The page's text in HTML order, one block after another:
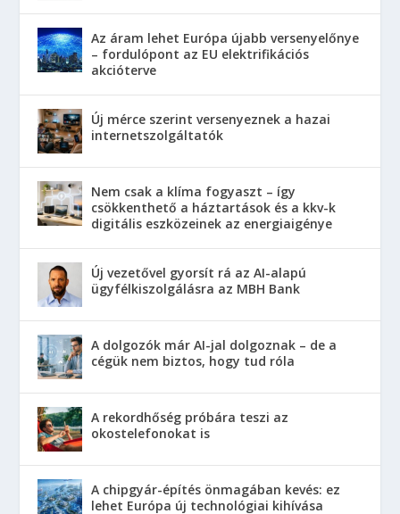
Az áram lehet Európa újabb versenyelőnye
– fordulópont az EU elektrifikációs
akcióterve
Új mérce szerint versenyeznek a hazai
internetszolgáltatók
Nem csak a klíma fogyaszt – így
csökkenthető a háztartások és a kkv-k
digitális eszközeinek az energiaigénye
Új vezetővel gyorsít rá az AI-alapú
ügyfélkiszolgálásra az MBH Bank
A dolgozók már AI-jal dolgoznak – de a
cégük nem biztos, hogy tud róla
A rekordhőség próbára teszi az
okostelefonokat is
A chipgyár-építés önmagában kevés: ez
lehet Európa új technológiai kihívása